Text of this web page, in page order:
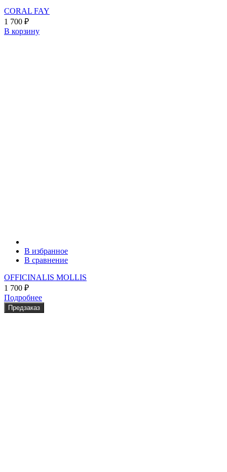
CORAL FAY
1 700 ₽
В корзину
В избранное
В сравнение
OFFICINALIS MOLLIS
1 700 ₽
Подробнее
Предзаказ